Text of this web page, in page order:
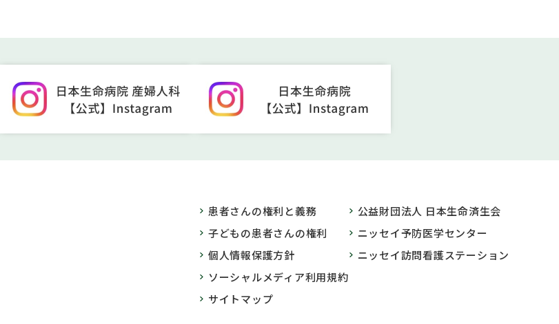
患者さんの権利と義務
子どもの患者さんの権利
個人情報保護方針
ソーシャルメディア利用規約
サイトマップ
公益財団法人 日本生命済生会
ニッセイ予防医学センター
ニッセイ訪問看護ステーション